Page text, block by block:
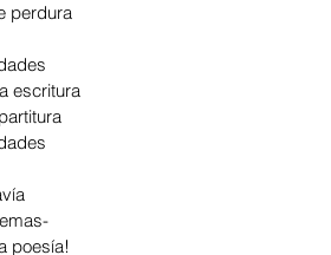
perdura
escritura
poesía!